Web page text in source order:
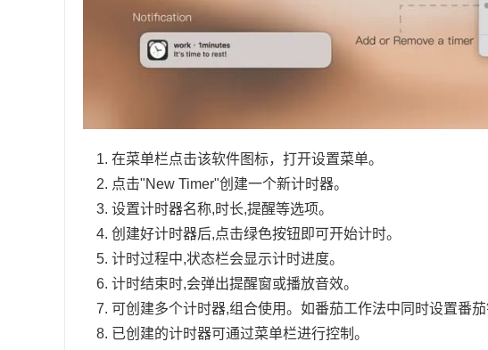
在菜单栏点击该软件图标，打开设置菜单。
点击"New Timer"创建一个新计时器。
设置计时器名称,时长,提醒等选项。
创建好计时器后,点击绿色按钮即可开始计时。
计时过程中,状态栏会显示计时进度。
计时结束时,会弹出提醒窗或播放音效。
可创建多个计时器,组合使用。如番茄工作法中同时设置番茄
已创建的计时器可通过菜单栏进行控制。